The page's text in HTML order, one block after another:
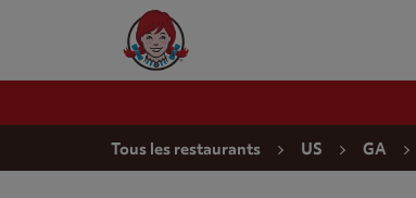
Wendy's Website Home
Return to NavTous les restaurants US GA